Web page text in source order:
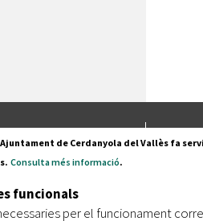
Pl.
de Cerdanyola del Vallès fa
Consulta més informació.
funcionals
per el funcionament